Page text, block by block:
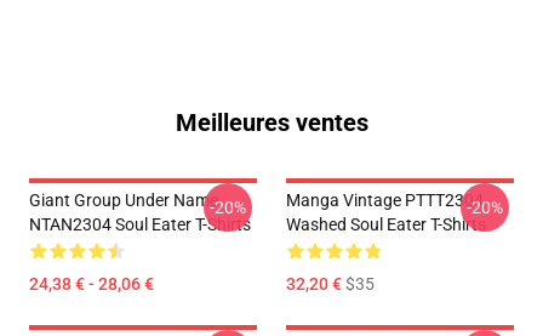
Meilleures ventes
Giant Group Under Name
NTAN2304 Soul Eater T-Shirts
24,38 € - 28,06 €
-20%
Manga Vintage PTTT2304
Washed Soul Eater T-Shirts
32,20 €$35
-20%